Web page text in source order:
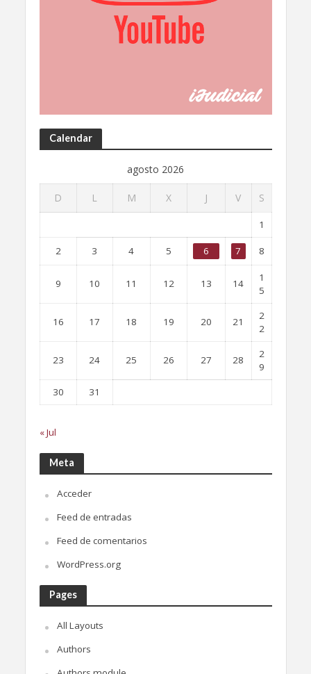
Calendar
agosto 2026
D L M X J V S
1
2 3 4 5 6 7 8
9 10 11 12 13 14
1
5
16 17 18 19 20 21
2
2
23 24 25 26 27 28
2
9
30
31
« Jul
Meta
Acceder
Feed de entradas
Feed de comentarios
WordPress.org
Pages
All Layouts
Authors